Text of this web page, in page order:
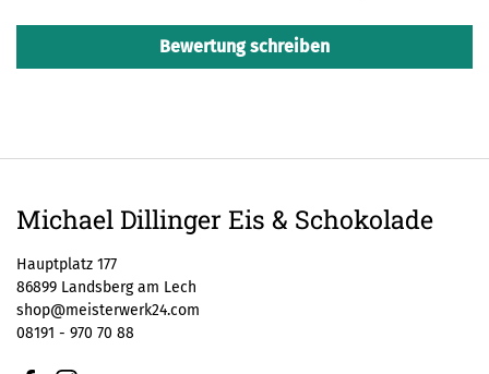
Bewertung schreiben
Michael Dillinger Eis & Schokolade
Hauptplatz 177
86899 Landsberg am Lech
shop@meisterwerk24.com
08191 - 970 70 88